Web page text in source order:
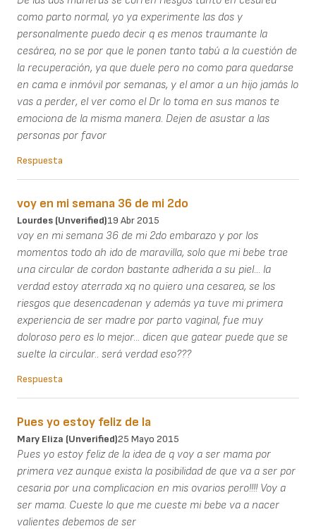
como parto normal, yo ya experimente las dos y
personalmente puedo decir q es menos traumante la
cesárea, no se por que le ponen tanto tabú a la cuestión de
la recuperación, ya que duele pero no como para quedarse
en cama e inmóvil por semanas, y el amor a un hijo jamás lo
vas a perder, el ver como el Dr lo toma en sus manos te
emociona de la misma manera. Dejen de asustar a las
personas por favor
Respuesta
voy en mi semana 36 de mi 2do
Lourdes (unverified)19 Abr 2015
voy en mi semana 36 de mi 2do embarazo y por los
momentos todo ah ido de maravilla, solo que mi bebe trae
una circular de cordon bastante adherida a su piel... la
verdad estoy aterrada xq no quiero una cesarea, se los
riesgos que desencadenan y además ya tuve mi primera
experiencia de ser madre por parto vaginal, fue muy
doloroso pero es lo mejor... dicen que gatear puede que se
suelte la circular.. será verdad eso???
Respuesta
Pues yo estoy feliz de la
Mary Eliza (unverified)25 Mayo 2015
Pues yo estoy feliz de la idea de q voy a ser mama por
primera vez aunque exista la posibilidad de que va a ser por
cesaria por una complicacion en mis ovarios pero!!!! Voy a
ser mama. Cueste lo que me cueste mi bebe va a nacer
valientes debemos de ser